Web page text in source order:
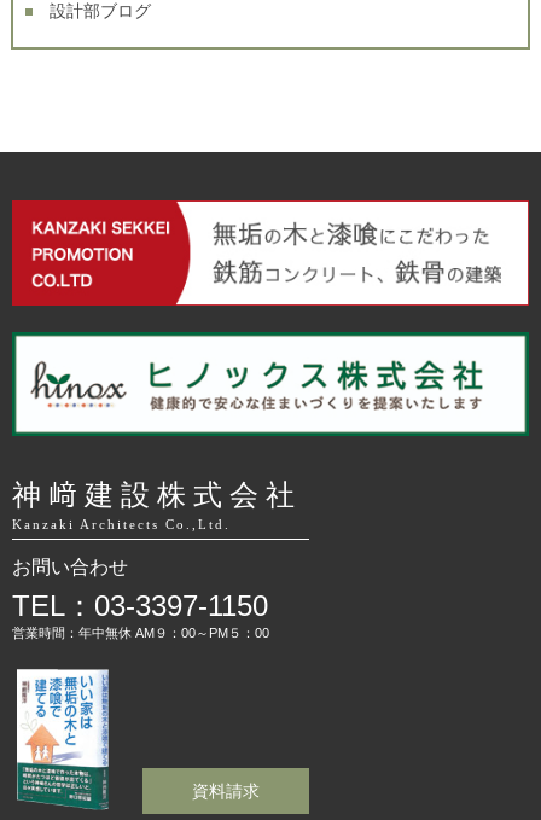
設計部ブログ
神﨑建設株式会社
Kanzaki Architects Co.,Ltd.
お問い合わせ
TEL：03-3397-1150
営業時間：年中無休 AM９：00～PM５：00
資料請求